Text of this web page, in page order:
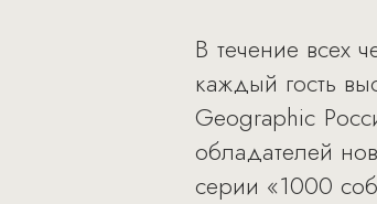
В течение всех
каждый гость
Geographic
обладателей
серии «1000